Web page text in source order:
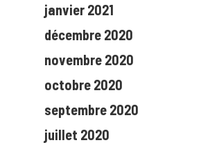
janvier 2021
décembre 2020
novembre 2020
octobre 2020
septembre 2020
juillet 2020